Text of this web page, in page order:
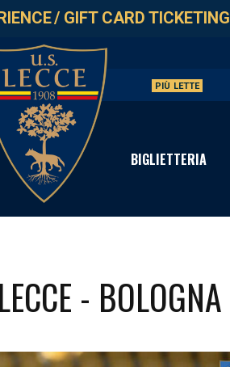
/ GIFT CARD TICKETING
PIÙ LETTE
BIGLIETTERIA
- BOLOGNA